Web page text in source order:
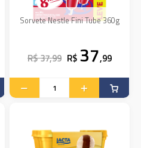
Sorvete Nestle Fini Tube 360g
R$ 37,99 R$ 37,99